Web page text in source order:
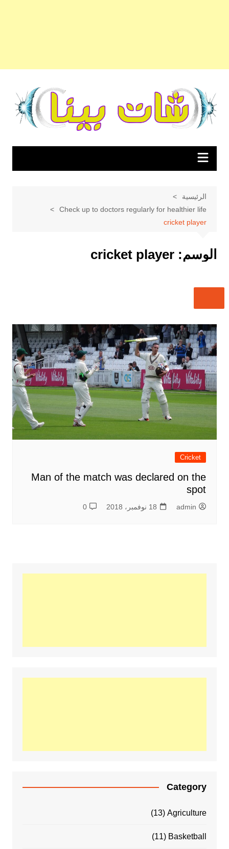
المحتوى
الرئيسية
Check up to doctors regularly for healthier life
cricket player
الوسم: cricket player
Cricket
Man of the match was declared on the
spot
admin 18 نوفمبر، 2018 0
Category
Agriculture
(13)
Basketball
(11)